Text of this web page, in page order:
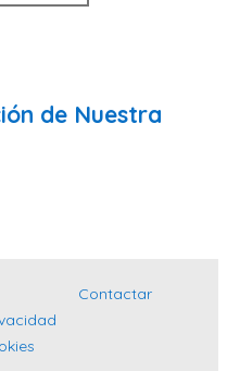
de Nuestra
Contactar